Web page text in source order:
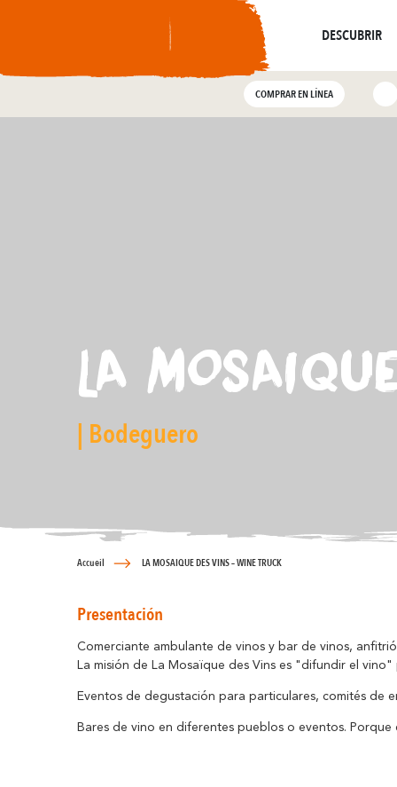
DESCUBRIR
Donde la Historia Resuena
Visitas guiadas
COMPRAR EN LÍNEA
LA
| Bodeguero
Accueil LA MOSAIQUE DES VINS – WINE TRUCK
Presentación
Comerciante ambulante de vinos y bar de vinos,
La misión de La Mosaïque des Vins es "difundir el
Eventos de degustación para particulares, comités de
Bares de vino en diferentes pueblos o eventos.